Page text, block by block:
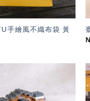
手繪風不織布袋 黃